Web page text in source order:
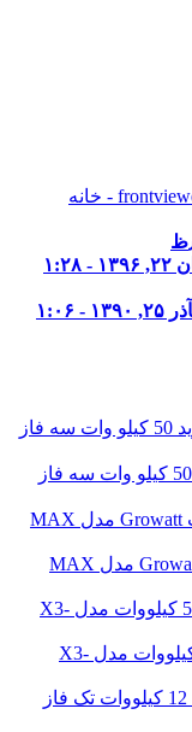
آبان ۲۲, ۱۳۹۶ - ۱:۲۸
آذر ۲۵, ۱۳۹۰ - ۱:۰۶
اینورتر خورشیدی GROWATT هیبرید 50 کیلو وات سه فاز
اینورتر متصل به شبکه 100 کیلووات Growatt مدل MAX
اینورتر خورشیدی SOLAX آنگرید 50 کیلووات مدل X3-